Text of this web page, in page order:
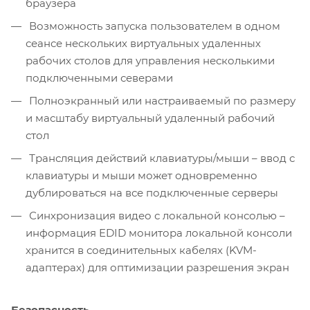
браузера
Возможность запуска пользователем в одном
сеансе нескольких виртуальных удаленных
рабочих столов для управления несколькими
подключенными северами
Полноэкранный или настраиваемый по размеру
и масштабу виртуальный удаленный рабочий
стол
Трансляция действий клавиатуры/мыши – ввод с
клавиатуры и мыши может одновременно
дублироваться на все подключенные серверы
Синхронизация видео с локальной консолью –
информация EDID монитора локальной консоли
хранится в соединительных кабелях (KVM-
адаптерах) для оптимизации разрешения экран